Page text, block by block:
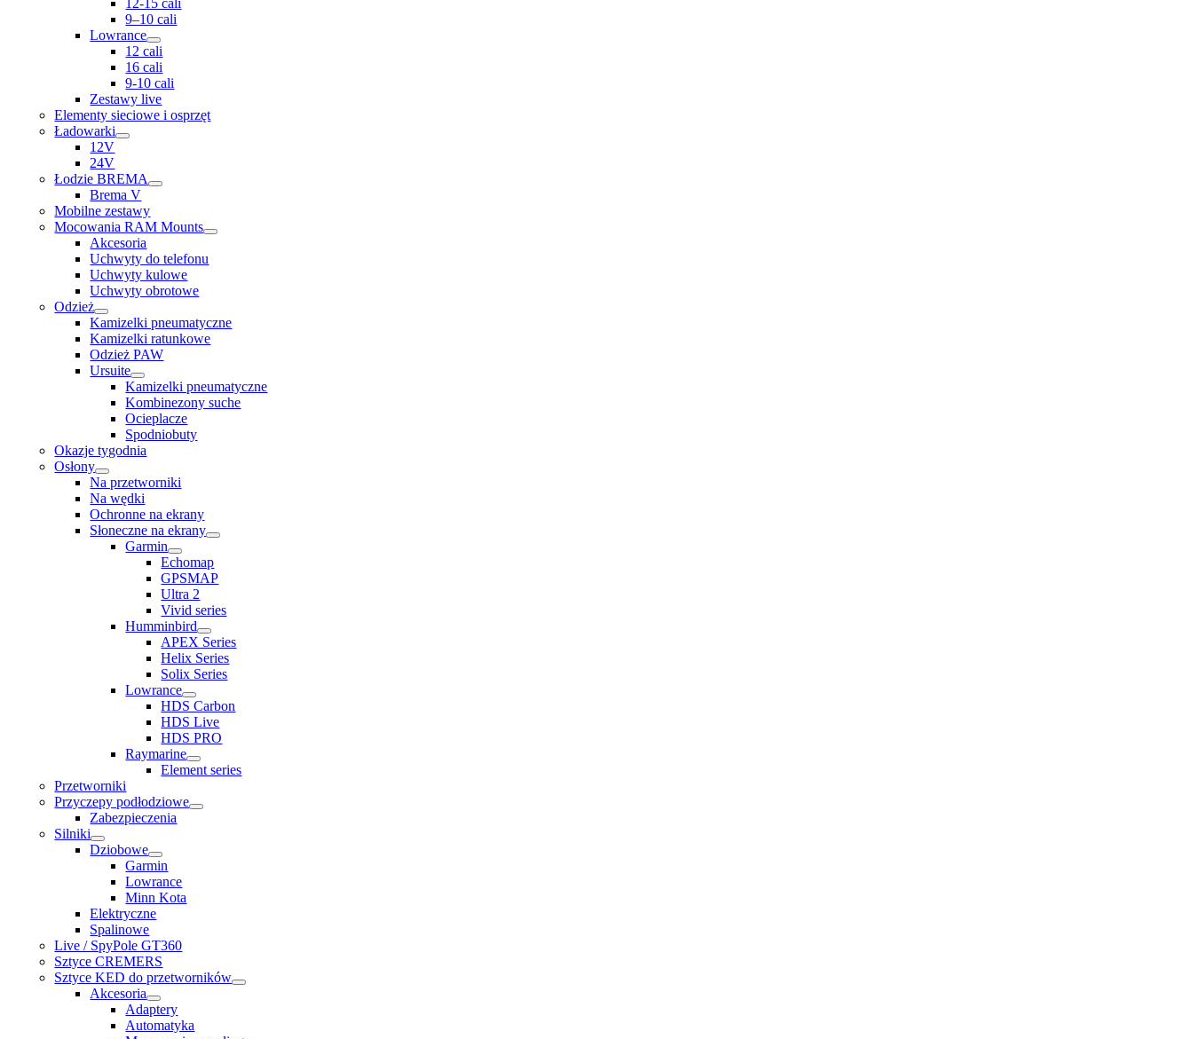
12-15 cali
9–10 cali
Lowrance
12 cali
16 cali
9-10 cali
Zestawy live
Elementy sieciowe i osprzęt
Ładowarki
12V
24V
Łodzie BREMA
Brema V
Mobilne zestawy
Mocowania RAM Mounts
Akcesoria
Uchwyty do telefonu
Uchwyty kulowe
Uchwyty obrotowe
Odzież
Kamizelki pneumatyczne
Kamizelki ratunkowe
Odzież PAW
Ursuite
Kamizelki pneumatyczne
Kombinezony suche
Ocieplacze
Spodniobuty
Okazje tygodnia
Osłony
Na przetworniki
Na wędki
Ochronne na ekrany
Słoneczne na ekrany
Garmin
Echomap
GPSMAP
Ultra 2
Vivid series
Humminbird
APEX Series
Helix Series
Solix Series
Lowrance
HDS Carbon
HDS Live
HDS PRO
Raymarine
Element series
Przetworniki
Przyczepy podłodziowe
Zabezpieczenia
Silniki
Dziobowe
Garmin
Lowrance
Minn Kota
Elektryczne
Spalinowe
Live / SpyPole GT360
Sztyce CREMERS
Sztyce KED do przetworników
Akcesoria
Adaptery
Automatyka